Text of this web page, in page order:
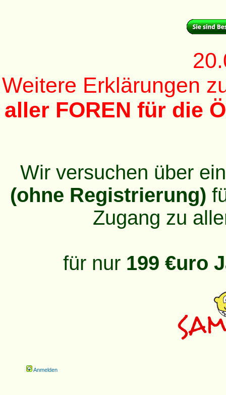
Weitere Erklärungen
aller FOREN für die
Wir versuchen über
(ohne Registrierung)
Zugang zu
für nur 199 €uro
Anmelden